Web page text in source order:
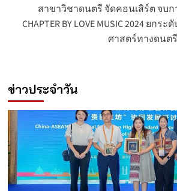
สาขาวิชาดนตรี จัดคอนเสิร์ต จบก
CHAPTER BY LOVE MUSIC 2024 ยก
ศาสตร์ทางดน
ข่าวประจำวัน